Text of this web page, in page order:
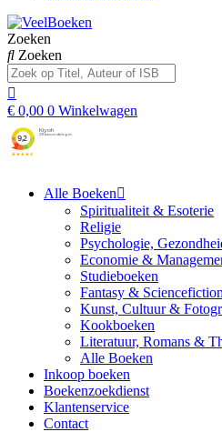
Zoeken
Zoeken
€ 0,00 0 Winkelwagen
Alle Boeken
Spiritualiteit & Esoterie
Religie
Psychologie,
Economie &
Studieboeken
Fantasy & Sciencefiction
Kunst, Cultuur &
Kookboeken
Literatuur, Romans &
Alle Boeken
Inkoop boeken
Boekenzoekdienst
Klantenservice
Contact